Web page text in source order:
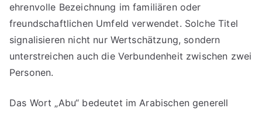
ehrenvolle Bezeichnung im familiären oder
freundschaftlichen Umfeld verwendet. Solche Titel
signalisieren nicht nur Wertschätzung, sondern
unterstreichen auch die Verbundenheit zwischen zwei
Personen.
Das Wort „Abu“ bedeutet im Arabischen generell